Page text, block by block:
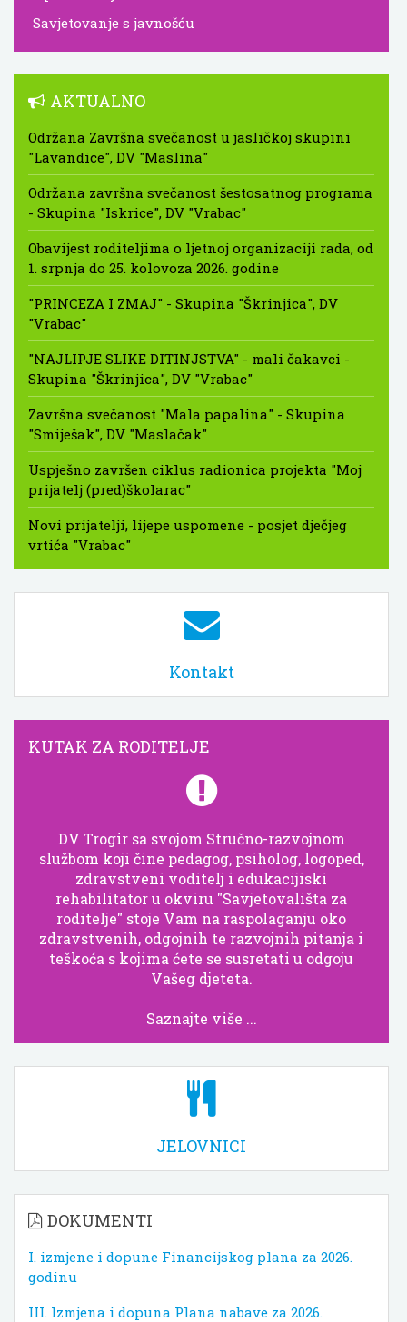
Savjetovanje s javnošću
AKTUALNO
Održana Završna svečanost u jasličkoj skupini
"Lavandice", DV "Maslina"
Održana završna svečanost šestosatnog programa
- Skupina "Iskrice", DV "Vrabac"
Obavijest roditeljima o ljetnoj organizaciji rada, od
1. srpnja do 25. kolovoza 2026. godine
"PRINCEZA I ZMAJ" - Skupina "Škrinjica", DV
"Vrabac"
"NAJLIPJE SLIKE DITINJSTVA" - mali čakavci -
Skupina "Škrinjica", DV "Vrabac"
Završna svečanost "Mala papalina" - Skupina
"Smiješak", DV "Maslačak"
Uspješno završen ciklus radionica projekta "Moj
prijatelj (pred)školarac"
Novi prijatelji, lijepe uspomene - posjet dječjeg
vrtića "Vrabac"
Kontakt
KUTAK ZA RODITELJE
DV Trogir sa svojom Stručno-razvojnom
službom koji čine pedagog, psiholog, logoped,
zdravstveni voditelj i edukacijiski
rehabilitator u okviru "Savjetovališta za
roditelje" stoje Vam na raspolaganju oko
zdravstvenih, odgojnih te razvojnih pitanja i
teškoća s kojima ćete se susretati u odgoju
Vašeg djeteta.
Saznajte više ...
JELOVNICI
DOKUMENTI
I. izmjene i dopune Financijskog plana za 2026.
godinu
III. Izmjena i dopuna Plana nabave za 2026.